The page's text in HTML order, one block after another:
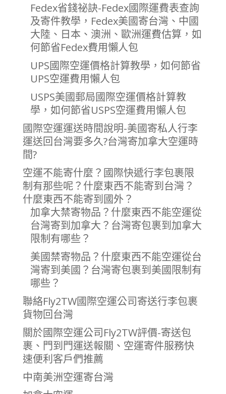
Fedex省錢祕訣-Fedex國際運費表查詢
及寄件教學，Fedex美國寄台灣、中國
大陸、日本、澳洲、歐洲運費估算，如
何節省Fedex費用懶人包
UPS國際空運價格計算教學，如何節省
UPS空運費用懶人包
USPS美國郵局國際空運價格計算教
學，如何節省USPS空運費用懶人包
國際空運運送時間說明-美國寄私人行李
運送回台灣要多久?台灣寄加拿大空運時
間?
空運不能寄什麼？國際快遞行李包裹限
制有那些呢？什麼東西不能寄到台灣？
什麼東西不能寄到國外？
加拿大禁寄物品？什麼東西不能空運從
台灣寄到加拿大？台灣寄包裹到加拿大
限制有哪些？
美國禁寄物品？什麼東西不能空運從台
灣寄到美國？台灣寄包裹到美國限制有
哪些？
聯絡Fly2TW國際空運公司寄送行李包裹
貨物回台灣
關於國際空運公司Fly2TW評價-寄送包
裹、門到門運送報關、空運寄件服務快
速便利客戶們推薦
中南美洲空運寄台灣